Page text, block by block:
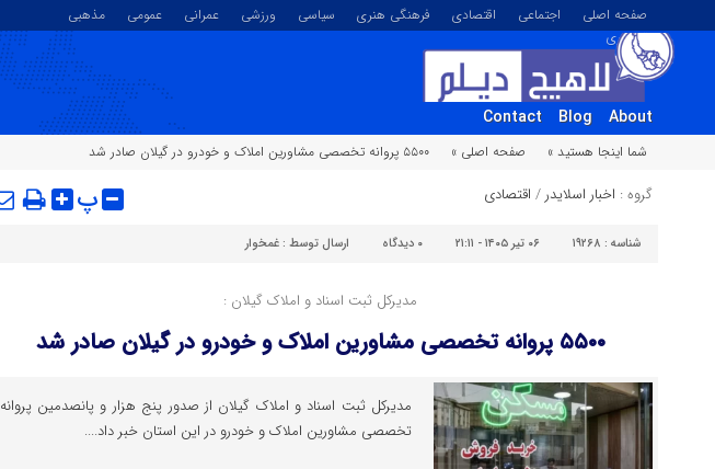
صفحه اصلی اجتماعی اقتصادی فرهنگی هنری سیاسی ورزشی عمرانی عمومی
مذهبی
تصویری
About
Blog
Contact
شما اینجا هستید »
صفحه اصلی » ۵۵۰۰ پروانه تخصصی مشاورین املاک و خودرو در گیلان صادر شد
گروه : اخبار اسلایدر / اقتصادی پ
شناسه : ۱۹۲۶۸ ۰۶ تیر ۱۴۰۵ - ۲۱:۱۱ ۰ دیدگاه ارسال توسط : غمخوار
مدیرکل ثبت اسناد و املاک گیلان :
۵۵۰۰ پروانه تخصصی مشاورین املاک و خودرو در گیلان صادر شد
مدیرکل ثبت اسناد و املاک گیلان از صدور پنج هزار و پانصدمین پروانه
تخصصی مشاورین املاک و خودرو در این استان خبر داد....